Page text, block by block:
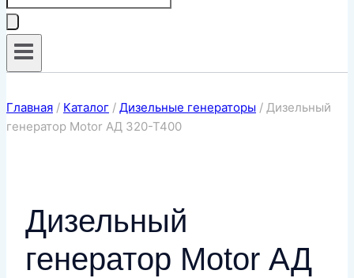
товаров
Главная / Каталог / Дизельные генераторы / Дизельный
генератор Motor АД 320-Т400
Дизельный
генератор Motor АД